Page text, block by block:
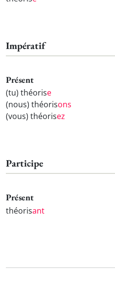
Impératif
Présent
(tu) théorise
(nous) théorisons
(vous) théorisez
Participe
Présent
théorisant